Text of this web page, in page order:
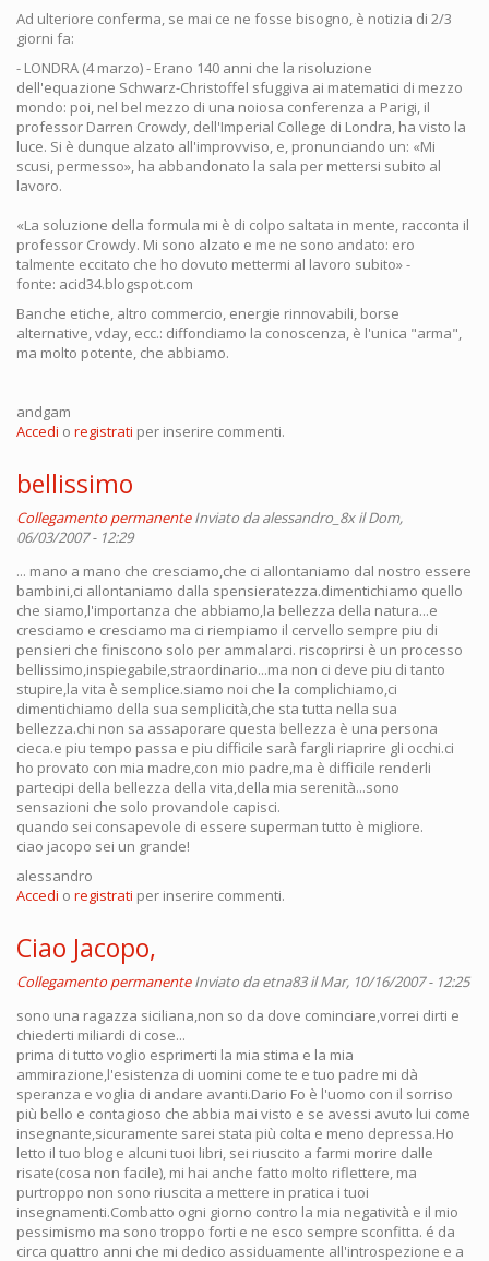
Ad ulteriore conferma, se mai ce ne fosse bisogno, è notizia di 2/3
giorni fa:
- LONDRA (4 marzo) - Erano 140 anni che la risoluzione
dell'equazione Schwarz-Christoffel sfuggiva ai matematici di mezzo
mondo: poi, nel bel mezzo di una noiosa conferenza a Parigi, il
professor Darren Crowdy, dell'Imperial College di Londra, ha visto la
luce. Si è dunque alzato all'improvviso, e, pronunciando un: «Mi
scusi, permesso», ha abbandonato la sala per mettersi subito al
lavoro.
«La soluzione della formula mi è di colpo saltata in mente, racconta il
professor Crowdy. Mi sono alzato e me ne sono andato: ero
talmente eccitato che ho dovuto mettermi al lavoro subito» -
fonte: acid34.blogspot.com
Banche etiche, altro commercio, energie rinnovabili, borse
alternative, vday, ecc.: diffondiamo la conoscenza, è l'unica "arma",
ma molto potente, che abbiamo.
andgam
Accedi o registrati per inserire commenti.
bellissimo
Collegamento permanente Inviato daalessandro_8xil Dom,
06/03/2007 - 12:29
... mano a mano che cresciamo,che ci allontaniamo dal nostro essere
bambini,ci allontaniamo dalla spensieratezza.dimentichiamo quello
che siamo,l'importanza che abbiamo,la bellezza della natura...e
cresciamo e cresciamo ma ci riempiamo il cervello sempre piu di
pensieri che finiscono solo per ammalarci. riscoprirsi è un processo
bellissimo,inspiegabile,straordinario...ma non ci deve piu di tanto
stupire,la vita è semplice.siamo noi che la complichiamo,ci
dimentichiamo della sua semplicità,che sta tutta nella sua
bellezza.chi non sa assaporare questa bellezza è una persona
cieca.e piu tempo passa e piu difficile sarà fargli riaprire gli occhi.ci
ho provato con mia madre,con mio padre,ma è difficile renderli
partecipi della bellezza della vita,della mia serenità...sono
sensazioni che solo provandole capisci.
quando sei consapevole di essere superman tutto è migliore.
ciao jacopo sei un grande!
alessandro
Accedi o registrati per inserire commenti.
Ciao Jacopo,
Collegamento permanente Inviato daetna83il Mar, 10/16/2007 - 12:25
sono una ragazza siciliana,non so da dove cominciare,vorrei dirti e
chiederti miliardi di cose...
prima di tutto voglio esprimerti la mia stima e la mia
ammirazione,l'esistenza di uomini come te e tuo padre mi dà
speranza e voglia di andare avanti.Dario Fo è l'uomo con il sorriso
più bello e contagioso che abbia mai visto e se avessi avuto lui come
insegnante,sicuramente sarei stata più colta e meno depressa.Ho
letto il tuo blog e alcuni tuoi libri, sei riuscito a farmi morire dalle
risate(cosa non facile), mi hai anche fatto molto riflettere, ma
purtroppo non sono riuscita a mettere in pratica i tuoi
insegnamenti.Combatto ogni giorno contro la mia negatività e il mio
pessimismo ma sono troppo forti e ne esco sempre sconfitta. é da
circa quattro anni che mi dedico assiduamente all'introspezione e a